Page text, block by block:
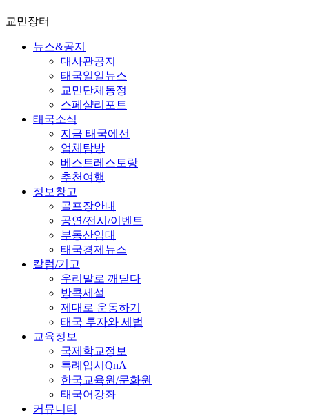
교민장터
뉴스&공지
대사관공지
태국일일뉴스
교민단체동정
스페샬리포트
태국소식
지금 태국에선
업체탐방
베스트레스토랑
추천여행
정보창고
골프장안내
공연/전시/이벤트
부동산임대
태국경제뉴스
칼럼/기고
우리말로 깨닫다
방콕세설
제대로 운동하기
태국 투자와 세법
교육정보
국제학교정보
특례입시QnA
한국교육원/문화원
태국어강좌
커뮤니티